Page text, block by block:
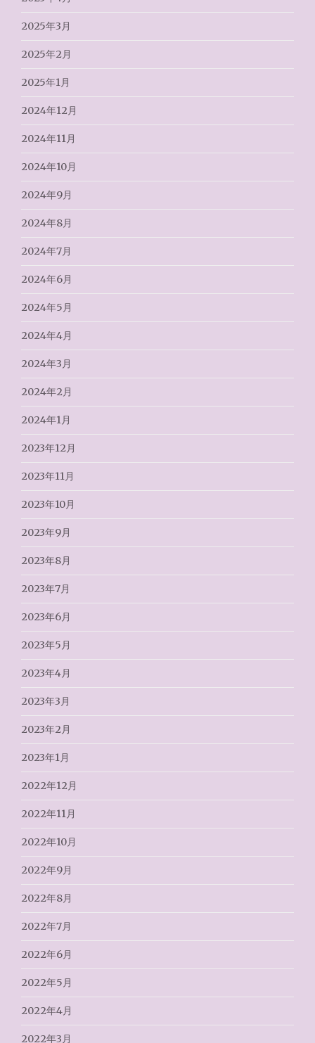
2025年3月
2025年2月
2025年1月
2024年12月
2024年11月
2024年10月
2024年9月
2024年8月
2024年7月
2024年6月
2024年5月
2024年4月
2024年3月
2024年2月
2024年1月
2023年12月
2023年11月
2023年10月
2023年9月
2023年8月
2023年7月
2023年6月
2023年5月
2023年4月
2023年3月
2023年2月
2023年1月
2022年12月
2022年11月
2022年10月
2022年9月
2022年8月
2022年7月
2022年6月
2022年5月
2022年4月
2022年3月